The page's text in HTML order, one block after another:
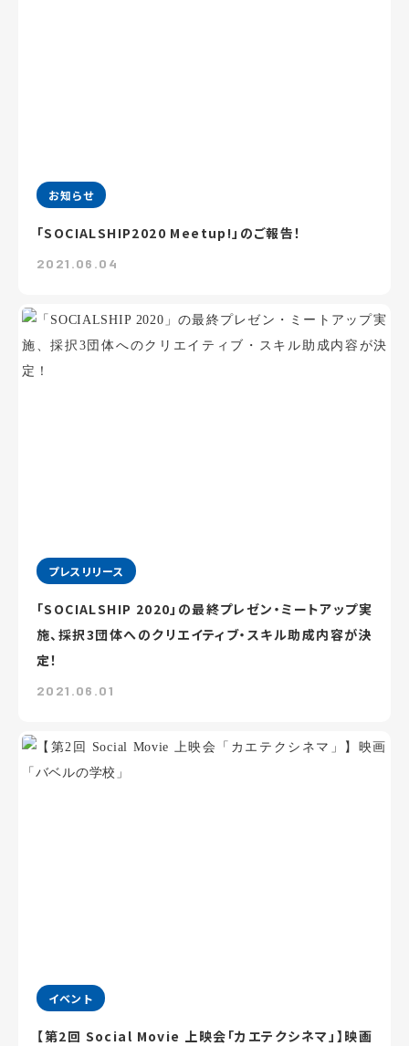
お知らせ
「SOCIALSHIP2020 Meetup!」のご報告！
2021.06.04
プレスリリース
「SOCIALSHIP 2020」の最終プレゼン・ミートアップ実
施、採択3団体へのクリエイティブ・スキル助成内容が決
定！
2021.06.01
イベント
【第2回 Social Movie 上映会「カエテクシネマ」】映画